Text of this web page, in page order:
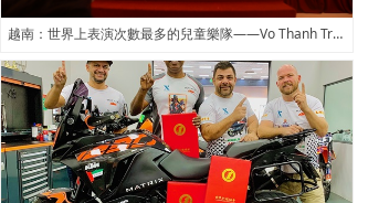
越南：世界上表演次數最多的兒童樂隊——Vo Thanh Trang School Marching Band